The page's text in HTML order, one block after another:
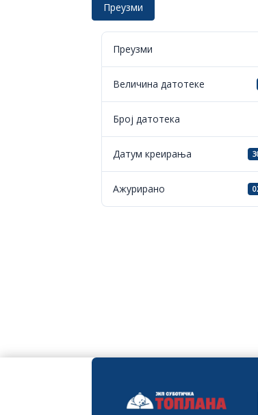
Преузми
Преузми
Величина датотеке
Број датотека
Датум креирања
Ажурирано